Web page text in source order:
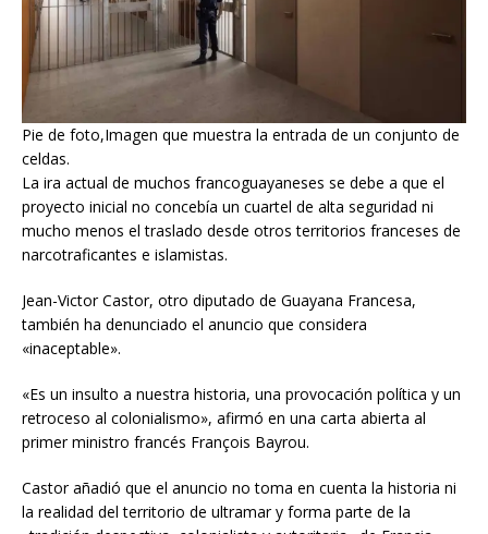
Pie de foto,Imagen que muestra la entrada de un conjunto de
celdas.
La ira actual de muchos francoguayaneses se debe a que el
proyecto inicial no concebía un cuartel de alta seguridad ni
mucho menos el traslado desde otros territorios franceses de
narcotraficantes e islamistas.
Jean-Victor Castor, otro diputado de Guayana Francesa,
también ha denunciado el anuncio que considera
«inaceptable».
«Es un insulto a nuestra historia, una provocación política y un
retroceso al colonialismo», afirmó en una carta abierta al
primer ministro francés François Bayrou.
Castor añadió que el anuncio no toma en cuenta la historia ni
la realidad del territorio de ultramar y forma parte de la